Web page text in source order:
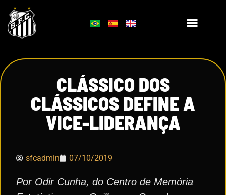
CLÁSSICO DOS
CLÁSSICOS DEFINE A
VICE-LIDERANÇA
sfcadmin 07/10/2019
Por Odir Cunha, do Centro de Memória